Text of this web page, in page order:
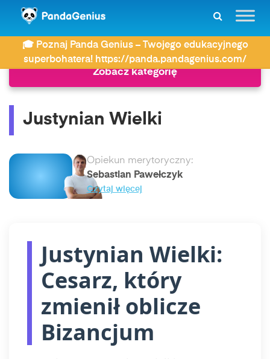
🎓 Poznaj Panda Genius – Twojego edukacyjnego
superbohatera! https://panda.pandagenius.com/
ZDAY Historia Justynian Wielki
Zobacz kategorię
Justynian Wielki
Opiekun merytoryczny:
Sebastian Pawełczyk
Czytaj więcej
Justynian Wielki:
Cesarz, który
zmienił oblicze
Bizancjum